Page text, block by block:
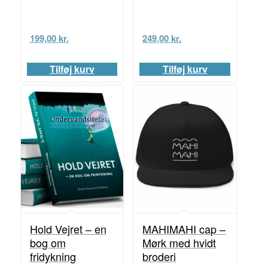
199,00 kr.
Tilføj kurv
249,00 kr.
Tilføj kurv
Hold Vejret – en
bog om
fridykning
MAHIMAHI cap –
Mørk med hvidt
broderi